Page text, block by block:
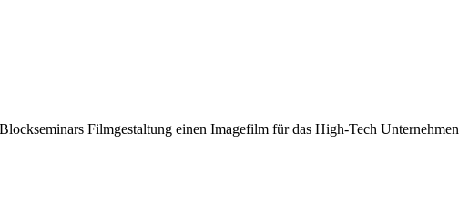
Filmgestaltung einen Imagefilm für das High-Tech Unternehmen